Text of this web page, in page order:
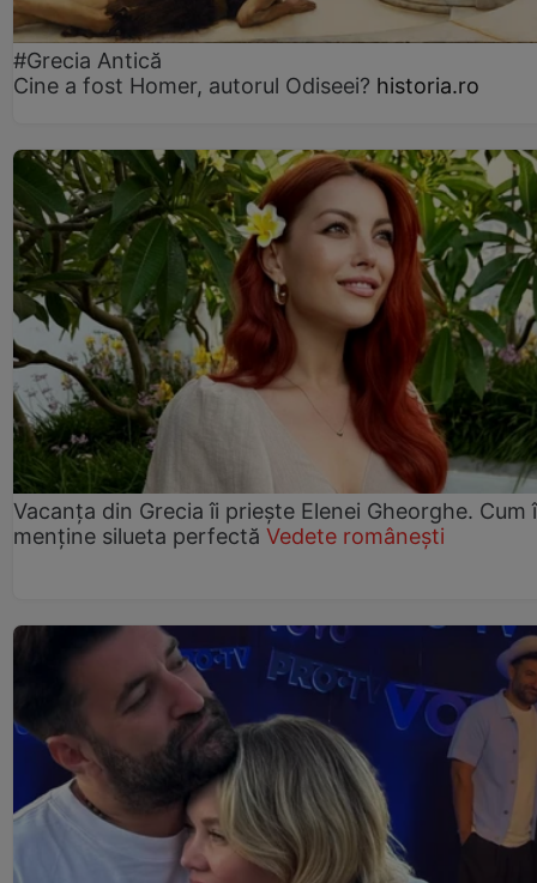
#Grecia Antică
Cine a fost Homer, autorul Odiseei? historia.ro
Vacanța din Grecia îi priește Elenei Gheorghe. Cum
menține silueta perfectă Vedete românești